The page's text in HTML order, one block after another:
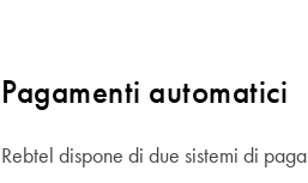
Pagamenti automatici
Rebtel dispone di due sistemi di